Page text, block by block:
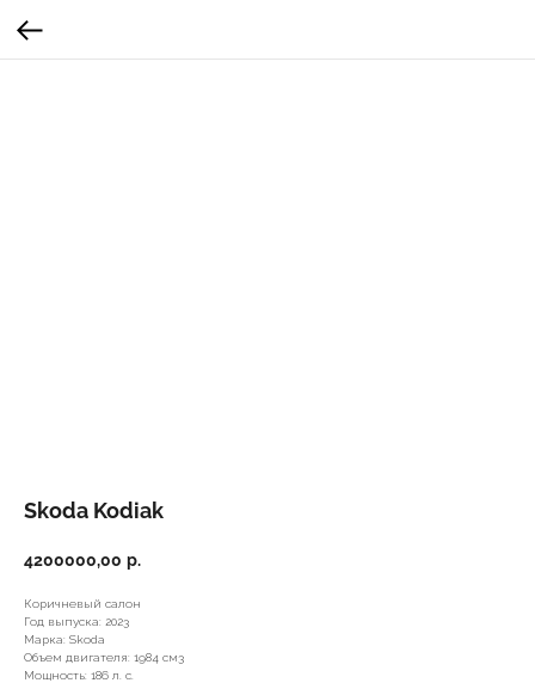
Skoda Kodiak
4200000,00 р.
Коричневый салон
Год выпуска: 2023
Марка: Skoda
Объем двигателя: 1984 см3
Мощность: 186 л. с.